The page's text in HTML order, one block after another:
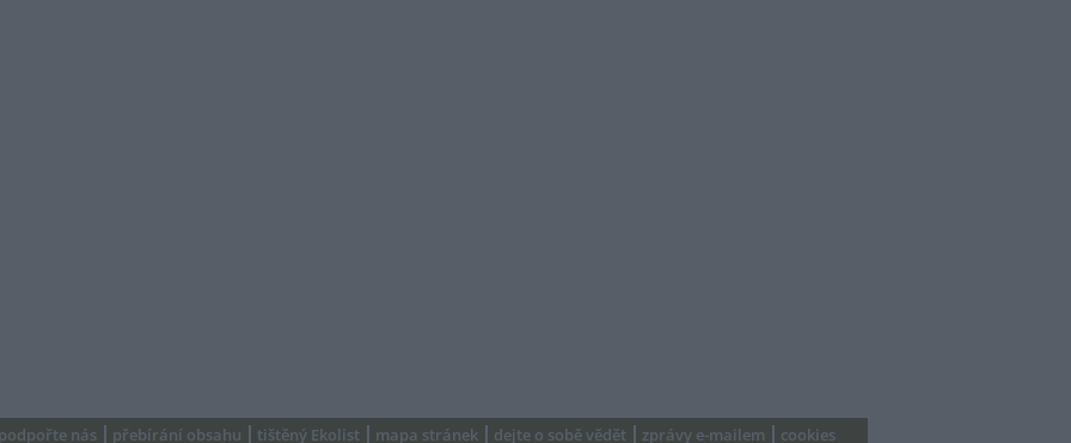
podpořte nás přebírání obsahu tištěný Ekolist mapa stránek dejte o sobě vědět zprávy e-mailem cookies